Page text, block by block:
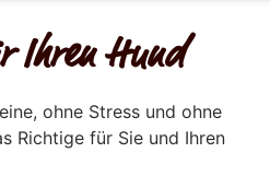
Ihren Hund
ohne Stress und ohne
Richtige für Sie und Ihren